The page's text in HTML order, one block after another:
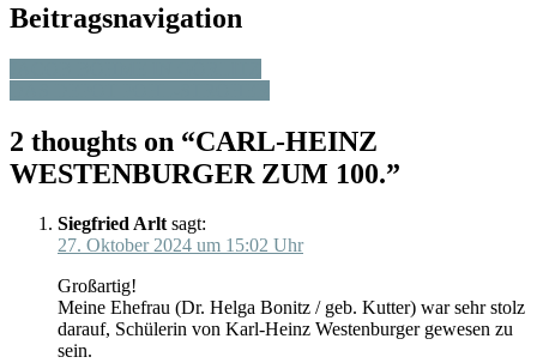
Beitragsnavigation
2 thoughts on “CARL-HEINZ
WESTENBURGER ZUM 100.”
Siegfried Arlt sagt:
27. Oktober 2024 um 15:02 Uhr
Großartig!
Meine Ehefrau (Dr. Helga Bonitz / geb. Kutter) war sehr stolz
darauf, Schülerin von Karl-Heinz Westenburger gewesen zu
sein.